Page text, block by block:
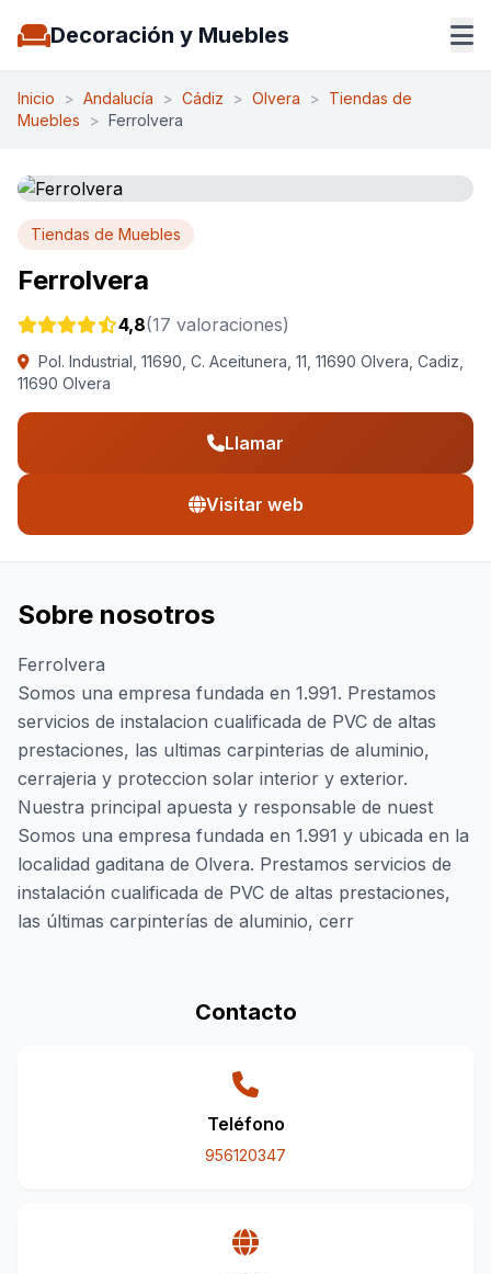
Decoración y Muebles
Inicio > Andalucía > Cádiz > Olvera > Tiendas de
Muebles
> Ferrolvera
Tiendas de Muebles
Ferrolvera
4,8(17 valoraciones)
Pol. Industrial, 11690, C. Aceitunera, 11, 11690 Olvera, Cadiz,
11690 Olvera
Llamar
Visitar web
Sobre nosotros
Ferrolvera
Somos una empresa fundada en 1.991. Prestamos
servicios de instalacion cualificada de PVC de altas
prestaciones, las ultimas carpinterias de aluminio,
cerrajeria y proteccion solar interior y exterior.
Nuestra principal apuesta y responsable de nuest
Somos una empresa fundada en 1.991 y ubicada en la
localidad gaditana de Olvera. Prestamos servicios de
instalación cualificada de PVC de altas prestaciones,
las últimas carpinterías de aluminio, cerr
Contacto
Teléfono
956120347